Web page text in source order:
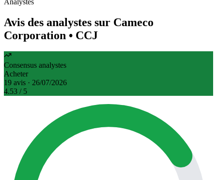
Avis des analystes sur Cameco
Corporation • CCJ
Consensus analystes
Acheter
19 avis · 26/07/2026
4.53 / 5